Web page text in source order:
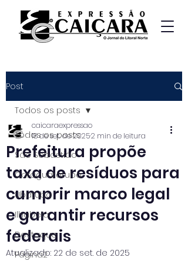
Post
Todos os posts
São Sebastião
Caraguatatuba
Ubatuba
Ilhabela
Destaque
Página2
Todos os posts
Prefeitura propõe
taxa de resíduos para
cumprir marco legal
e garantir recursos
federais
caicaraexpressao
18 de set. de 20252 min de leitura
Atualizado: 22 de set. de 2025